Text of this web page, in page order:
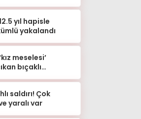
yıl hapisle
yakalandı
meselesi’
bıçaklı
saldırı! Çok
yaralı var